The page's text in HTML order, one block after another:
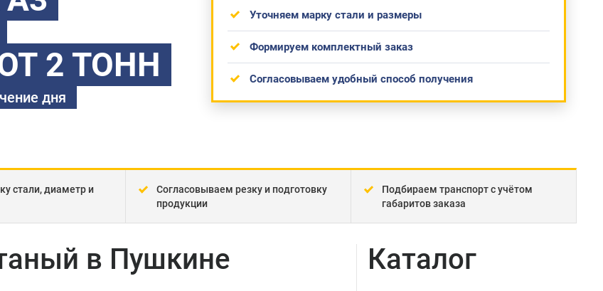
2 ТОНН
дня
Уточняем марку стали и размеры
Формируем комплектный заказ
Согласовываем удобный способ получения
стали, диаметр и
Согласовываем резку и подготовку
продукции
Подбираем транспорт с учётом
габаритов заказа
в Пушкине Каталог